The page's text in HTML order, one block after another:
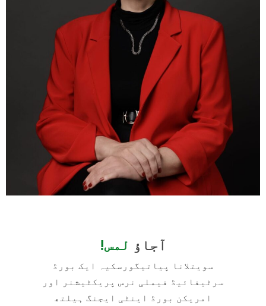
آجاؤ لمس!
سویتلانا پیاتیگورسکیہ ایک بورڈ
سرٹیفائیڈ فیملی نرس پریکٹیشنر اور
امریکن بورڈ اینٹی ایجنگ ہیلتھ